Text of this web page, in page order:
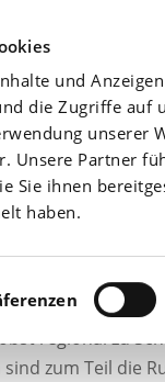
und
die Zugriffe auf
unserer
Unsere Partner
Sie ihnen
haben.
regional zu
zum Teil die